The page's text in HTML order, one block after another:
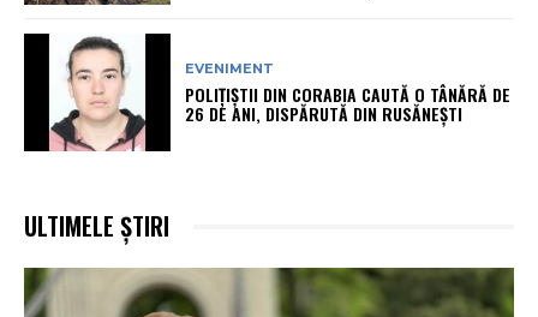
EVENIMENT
POLIȚIȘTII DIN CORABIA CAUTĂ O TÂNĂRĂ DE
26 DE ANI, DISPĂRUTĂ DIN RUSĂNEȘTI
ULTIMELE ȘTIRI